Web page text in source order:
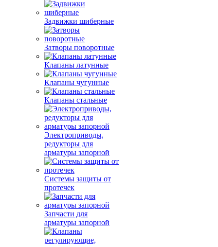
Задвижки шиберные
Затворы поворотные
Клапаны латунные
Клапаны чугунные
Клапаны стальные
Электроприводы,
редукторы для
арматуры запорной
Системы защиты от
протечек
Запчасти для
арматуры запорной